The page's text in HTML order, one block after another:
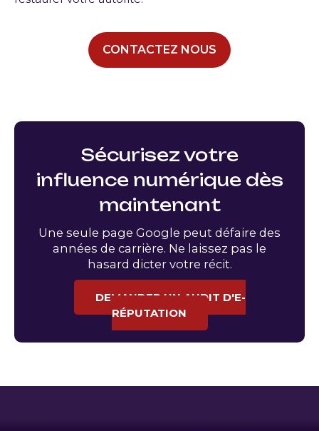
CONTACTEZ NOUS
Sécurisez votre
influence numérique dès
maintenant
Une seule page Google peut défaire des
années de carrière. Ne laissez pas le
hasard dicter votre récit.
DEMANDER UN AUDIT D'E-
RÉPUTATION